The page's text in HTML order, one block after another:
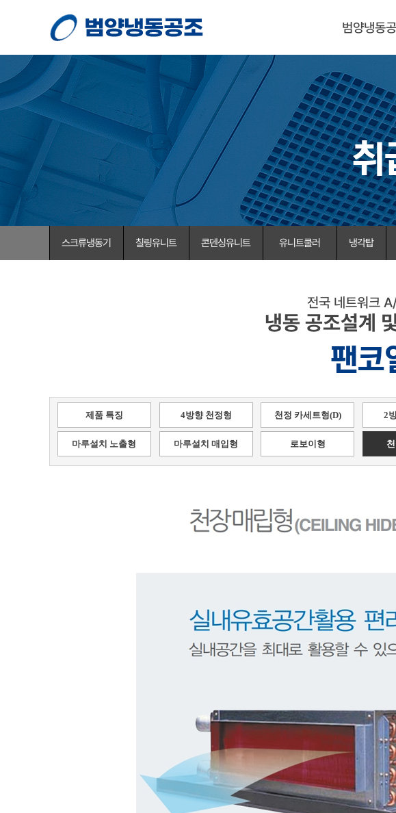
범양냉동
취
스크류냉동기 칠링유니트 콘덴싱유니트 유니트쿨러 냉각탑
전국 네트워크
냉동 공조설계
팬코
제품 특징 4방향 천정형 천정 카세트형(D) 2
마루설치 노출형 마루설치 매입형 로보이형